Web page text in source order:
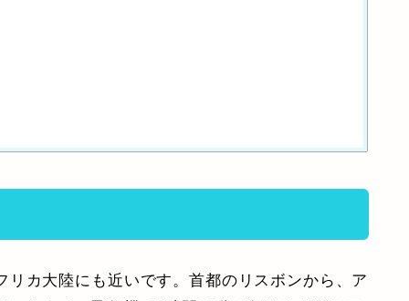
カ大陸にも近いです。首都のリスボンから、ア